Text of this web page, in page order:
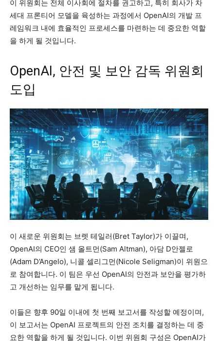
이 위원회는 전체 이사회에 절차를 권고하고, 특히 회사가 차
세대 프론티어 모델을 육성하는 과정에서 OpenAI의 개발 프
레임워크 내에 효율적인 프로세스를 마련하는 데 중요한 역할
을 하게 될 것입니다.
OpenAI, 안전 및 보안 감독 위원회
도입
이 새로운 위원회는 브렛 테일러(Bret Taylor)가 이끌며,
OpenAI의 CEO인 샘 올트먼(Sam Altman), 아담 D안젤로
(Adam D’Angelo), 니콜 셀리그먼(Nicole Seligman)이 위원으
로 참여합니다. 이 팀은 우선 OpenAI의 안전과 보안을 평가하
고 개선하는 임무를 맡게 됩니다.
이들은 향후 90일 이내에 첫 번째 보고서를 작성할 예정이며,
이 보고서는 OpenAI 프로젝트의 안전 조치를 결정하는 데 중
요한 역할을 하게 될 것입니다. 이번 위원회 구성은 OpenAI가